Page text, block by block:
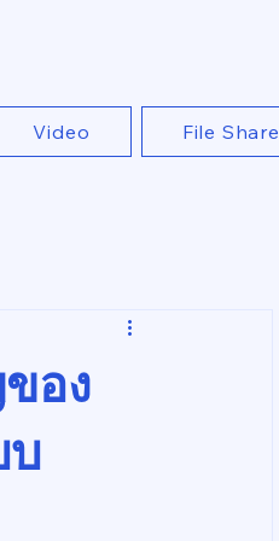
Video File Share
อง
บ